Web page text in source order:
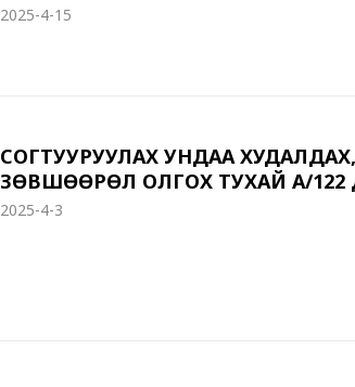
2025-4-15
СОГТУУРУУЛАХ УНДАА ХУДАЛДАХ,
ЗӨВШӨӨРӨЛ ОЛГОХ ТУХАЙ А/
2025-4-3